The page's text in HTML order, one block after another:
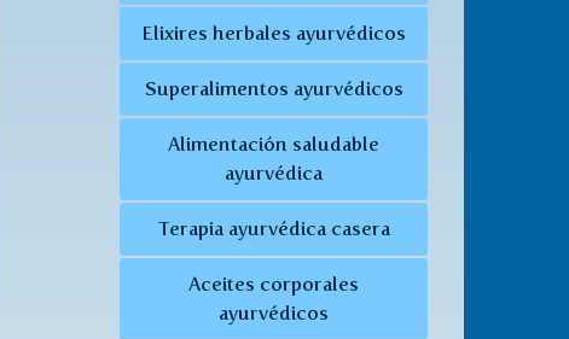
Elixires herbales ayurvédicos
Superalimentos ayurvédicos
Alimentación saludable
ayurvédica
Terapia ayurvédica casera
Aceites corporales
ayurvédicos